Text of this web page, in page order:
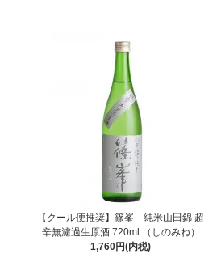
【クール便推奨】篠峯 純米山田錦 超
辛無濾過生原酒 720ml （しのみね）
1,760円(内税)